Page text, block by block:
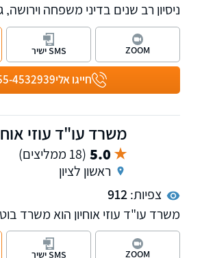
ניסיון רב שנים בדיני משפחה וירושה,
מקרקעין, משפט אזרחי-מסחרי
פתרונות מקצועיים ואסטרטגיים
לכל לקוח תוך ליווי צמוד לאורך כל
המשפטי. סניפים בתל-אביב ובבאר-
בכל רחבי הארץ.
חייגו אלי4532939
ZOOM SMS ישיר
משרד עו"ד עוזי
5.0 (18 ממליצים)
ראשון לציון
צפיות:912
משרד עו"ד עוזי אוחיון הוא משרד
העוסק, בין היתר, בהליכי חדלות
ההוצאה לפועל. המשרד מחויב לספק
ZOOM SMS ישיר